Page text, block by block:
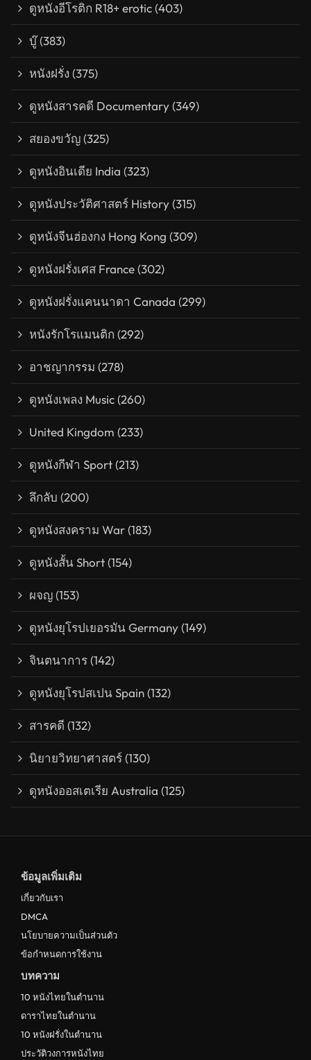
ดูหนังอีโรติก R18+ erotic(403)
บู๊(383)
หนังฝรั่ง (375)
ดูหนังสารคดี Documentary(349)
สยองขวัญ(325)
ดูหนังอินเดีย India (323)
ดูหนังประวัติศาสตร์ History(315)
ดูหนังจีนฮ่องกง Hong Kong (309)
ดูหนังฝรั่งเศส France(302)
ดูหนังฝรั่งแคนนาดา Canada (299)
หนังรักโรแมนติก (292)
อาชญากรรม (278)
ดูหนังเพลง Music(260)
United Kingdom (233)
ดูหนังกีฬา Sport(213)
ลึกลับ (200)
ดูหนังสงคราม War(183)
ดูหนังสั้น Short(154)
ผจญ(153)
ดูหนังยุโรปเยอรมัน Germany(149)
จินตนาการ(142)
ดูหนังยุโรปสเปน Spain(132)
สารคดี (132)
นิยายวิทยาศาสตร์(130)
ดูหนังออสเตเรีย Australia (125)
ข้อมูลเพิ่มเติม
เกี่ยวกับเรา
DMCA
นโยบายความเป็นส่วนตัว
ข้อกำหนดการใช้งาน
บทความ
10 หนังไทยในตำนาน
ดาราไทยในตำนาน
10 หนังฝรั่งในตำนาน
ประวัติวงการหนังไทย